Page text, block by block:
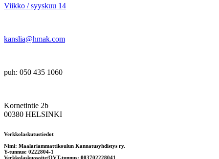
Viikko / syyskuu 14
kanslia@hmak.com
puh: 050 435 1060
Kornetintie 2b
00380 HELSINKI
Verkkolaskutustiedot
Nimi: Maalariammattikoulun Kannatusyhdistys ry.
Y-tunnus: 0222804-1
Verkkolaskuosoite/OVT-tunnus: 003702228041